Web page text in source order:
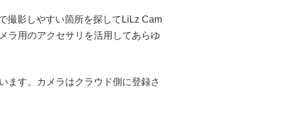
撮影しやすい箇所を探してLiLz Cam
ラ用のアクセサリを活用してあらゆ
ます。カメラはクラウド側に登録さ